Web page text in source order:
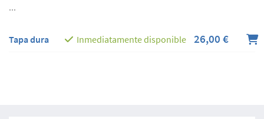
...
Tapa dura Inmediatamente disponible 26,00 €